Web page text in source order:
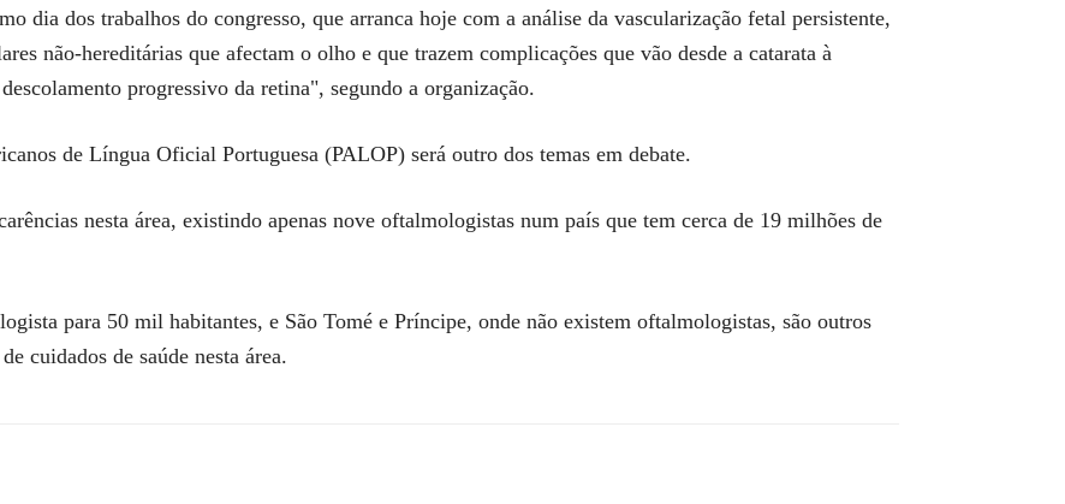
dia dos trabalhos do congresso, que arranca hoje com a análise da vascularização fetal persistente,
não-hereditárias que afectam o olho e que trazem complicações que vão desde a catarata à
progressivo da retina", segundo a organização.
de Língua Oficial Portuguesa (PALOP) será outro dos temas em debate.
nesta área, existindo apenas nove oftalmologistas num país que tem cerca de 19 milhões de
para 50 mil habitantes, e São Tomé e Príncipe, onde não existem oftalmologistas, são outros
cuidados de saúde nesta área.